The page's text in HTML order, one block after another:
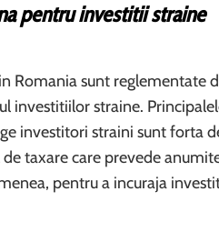
pentru investitii straine
Romania sunt reglementate
investitiilor straine.
investitori straini sunt forta
taxare care prevede
pentru a incuraja